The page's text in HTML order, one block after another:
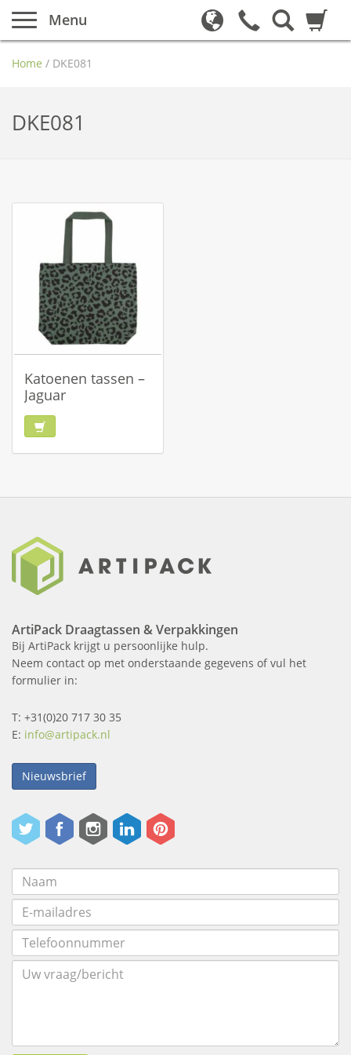
Menu
Home / DKE081
DKE081
Katoenen tassen –
Jaguar
ArtiPack Draagtassen & Verpakkingen
Bij ArtiPack krijgt u persoonlijke hulp.
Neem contact op met onderstaande gegevens of vul het
formulier in:
T: +31(0)20 717 30 35
E: info@artipack.nl
Nieuwsbrief